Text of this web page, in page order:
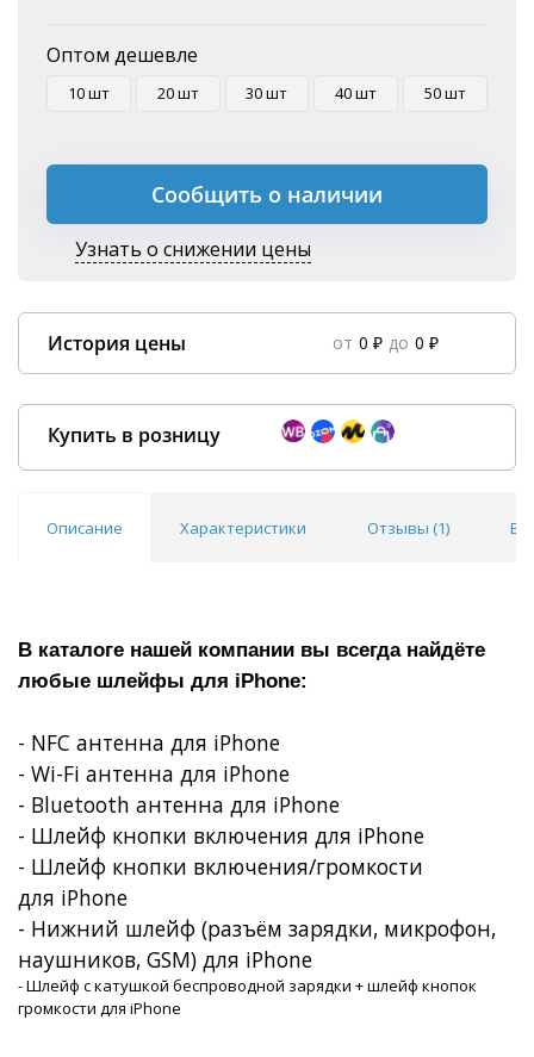
Оптом дешевле
10 шт 20 шт 30 шт 40 шт 50 шт
Сообщить о наличии
Узнать о снижении цены
История цены от 0 ₽ до 0 ₽
Купить в розницу
Описание Характеристики Отзывы (1)
В каталоге нашей компании вы всегда найдёте
любые шлейфы для iPhone:
- NFC антенна для iPhone
- Wi-Fi антенна для iPhone
- Bluetooth антенна для iPhone
- Шлейф кнопки включения для iPhone
- Шлейф кнопки включения/громкости
для iPhone
- Нижний шлейф (разъём зарядки, микрофон,
наушников, GSM) для iPhone
- Шлейф с катушкой беспроводной зарядки + шлейф кнопок
громкости для iPhone